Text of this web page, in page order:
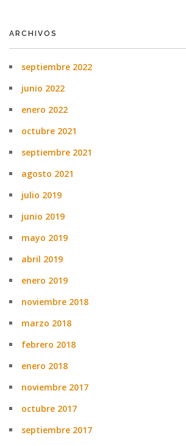
ARCHIVOS
septiembre 2022
junio 2022
enero 2022
octubre 2021
septiembre 2021
agosto 2021
julio 2019
junio 2019
mayo 2019
abril 2019
enero 2019
noviembre 2018
marzo 2018
febrero 2018
enero 2018
noviembre 2017
octubre 2017
septiembre 2017